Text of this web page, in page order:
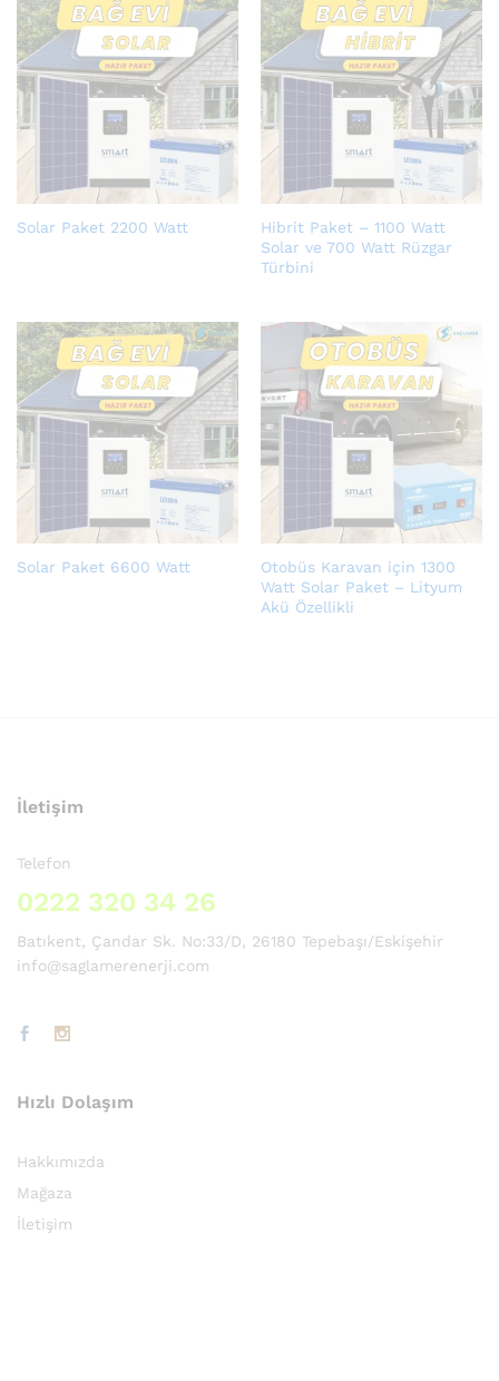
Solar Paket 2200 Watt
Hibrit Paket – 1100 Watt
Solar ve 700 Watt Rüzgar
Türbini
Solar Paket 6600 Watt
Otobüs Karavan için 1300
Watt Solar Paket – Lityum
Akü Özellikli
İletişim
Telefon
0222 320 34 26
Batıkent, Çandar Sk. No:33/D, 26180 Tepebaşı/Eskişehir
info@saglamerenerji.com
Hızlı Dolaşım
Hakkımızda
Mağaza
İletişim